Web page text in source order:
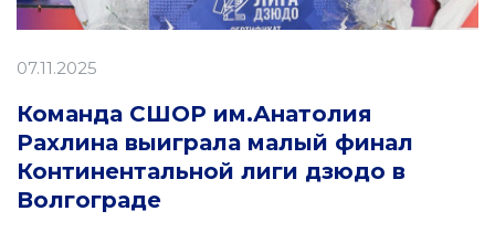
07.11.2025
Команда СШОР им.Анатолия
Рахлина выиграла малый финал
Континентальной лиги дзюдо в
Волгограде